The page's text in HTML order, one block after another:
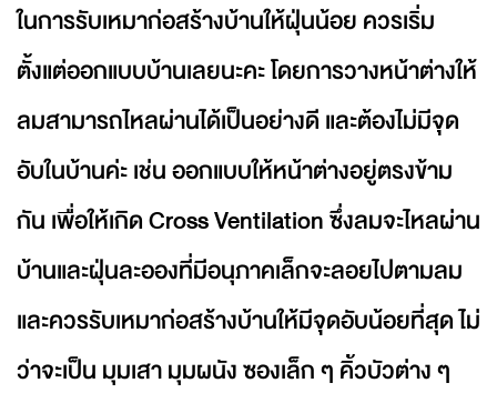
ในการรับเหมาก่อสร้างบ้านให้ฝุ่นน้อย ควรเริ่ม
ตั้งแต่ออกแบบบ้านเลยนะคะ โดยการวางหน้าต่างให้
ลมสามารถไหลผ่านได้เป็นอย่างดี และต้องไม่มีจุด
อับในบ้านค่ะ เช่น ออกแบบให้หน้าต่างอยู่ตรงข้าม
กัน เพื่อให้เกิด Cross Ventilation ซึ่งลมจะไหลผ่าน
บ้านและฝุ่นละอองที่มีอนุภาคเล็กจะลอยไปตามลม
และควรรับเหมาก่อสร้างบ้านให้มีจุดอับน้อยที่สุด ไม่
ว่าจะเป็น มุมเสา มุมผนัง ซองเล็ก ๆ คิ้วบัวต่าง ๆ